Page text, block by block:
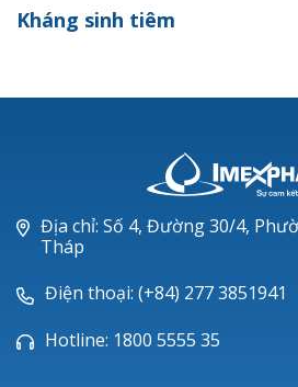
Ceftizoxim®
Piperacillin
Ticarlinat®
Zobacta®
Bacsulfo®
Kháng sinh tiêm
Địa chỉ: Số 4, Đường 30/4,
Tháp
Điện thoại: (+84) 277 3851941
Hotline: 1800 5555 35